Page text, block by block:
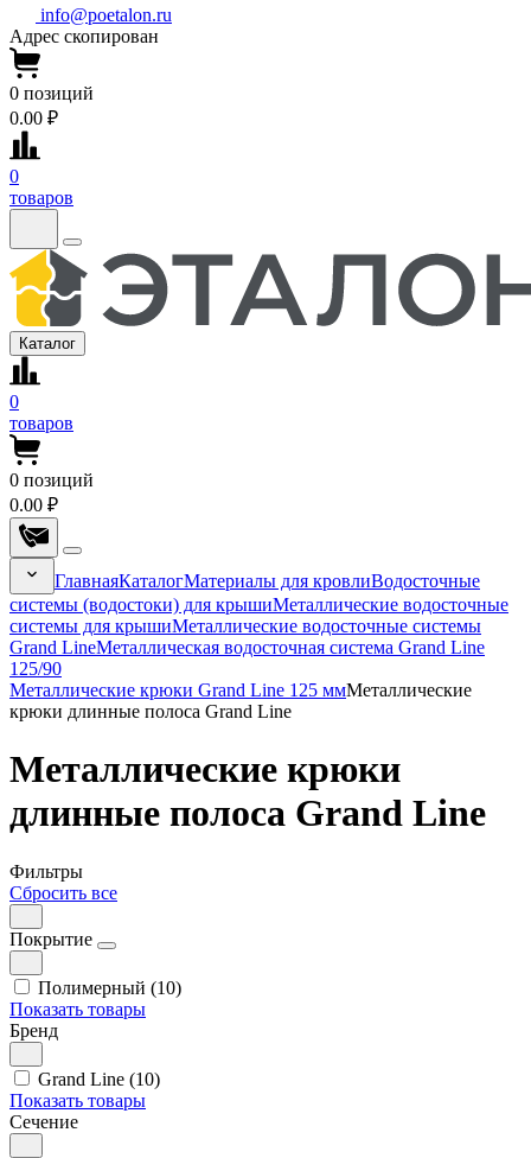
info@poetalon.ru
Адрес скопирован
0 позиций
0.00 ₽
0
товаров
Каталог
0
товаров
0 позиций
0.00 ₽
ГлавнаяКаталогМатериалы для кровлиВодосточные
системы (водостоки) для крышиМеталлические водосточные
системы для крышиМеталлические водосточные системы
Grand LineМеталлическая водосточная система Grand Line
125/90
Металлические крюки Grand Line 125 ммМеталлические
крюки длинные полоса Grand Line
Металлические крюки
длинные полоса Grand Line
Фильтры
Сбросить все
Покрытие
Полимерный (10)
Показать товары
Бренд
Grand Line (10)
Показать товары
Сечение